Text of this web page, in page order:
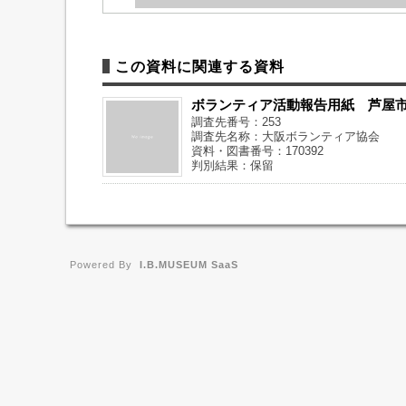
この資料に関連する資料
ボランティア活動報告用紙 芦屋
調査先番号：253
調査先名称：大阪ボランティア協会
資料・図書番号：170392
判別結果：保留
Powered By I.B.MUSEUM SaaS